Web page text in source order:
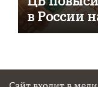
в России